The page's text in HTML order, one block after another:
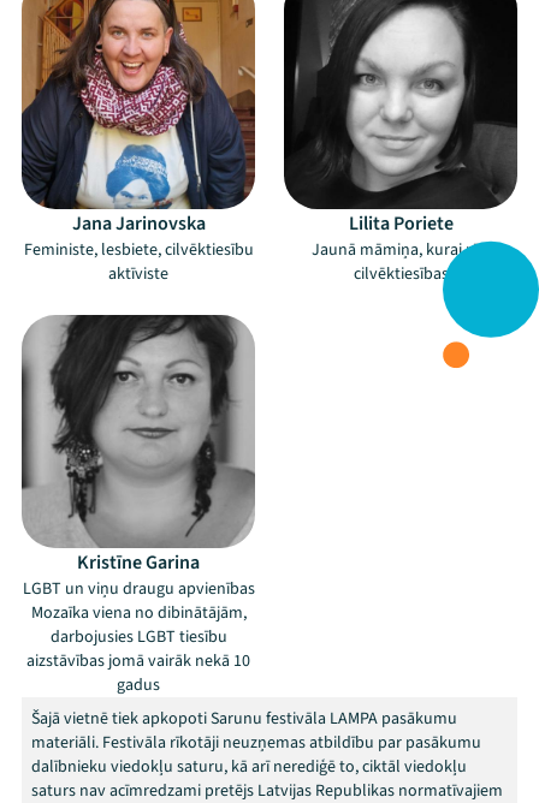
Jana Jarinovska
Feministe, lesbiete, cilvēktiesību
aktīviste
Lilita Poriete
Jaunā māmiņa, kurai rūp
cilvēktiesības
Kristīne Garina
LGBT un viņu draugu apvienības
Mozaīka viena no dibinātājām,
darbojusies LGBT tiesību
aizstāvības jomā vairāk nekā 10
gadus
Šajā vietnē tiek apkopoti Sarunu festivāla LAMPA pasākumu
materiāli. Festivāla rīkotāji neuzņemas atbildību par pasākumu
dalībnieku viedokļu saturu, kā arī nerediģē to, ciktāl viedokļu
saturs nav acīmredzami pretējs Latvijas Republikas normatīvajiem